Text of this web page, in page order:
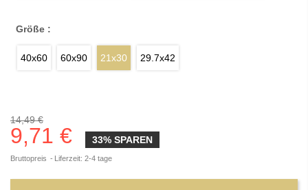
Größe :
40x60 60x90 21x30 29.7x42
14,49 €
9,71 € 33% SPAREN
Bruttopreis Liferzeit: 2-4 tage